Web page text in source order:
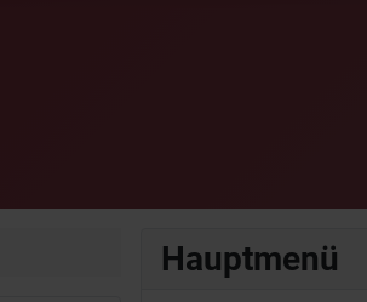
Hauptmenü